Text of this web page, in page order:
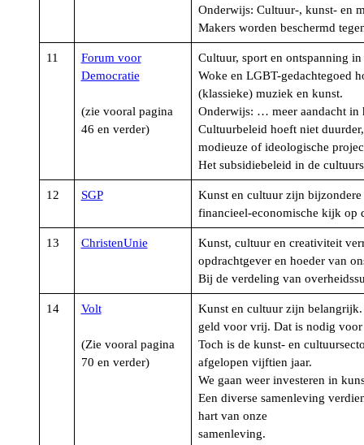
Onderwijs: Cultuur-, kunst- en
Makers worden beschermd
11
Forum voor
Democratie
(zie vooral pagina
46 en verder)
Cultuur, sport en ontspanning
Woke en LGBT-gedachtegoed
(klassieke) muziek en kunst.
Onderwijs: … meer aandacht in
Cultuurbeleid hoeft niet
modieuze of ideologische
Het subsidiebeleid in de
12 SGP
Kunst en cultuur zijn bijzondere
financieel-economische kijk op
13 ChristenUnie
Kunst, cultuur en creativiteit
opdrachtgever en hoeder van
Bij de verdeling van
14 Volt
(Zie vooral pagina
70 en verder)
Kunst en cultuur zijn
geld voor vrij. Dat is nodig
Toch is de kunst- en
afgelopen vijftien jaar.
We gaan weer investeren in
Een diverse samenleving
hart van onze
samenleving.